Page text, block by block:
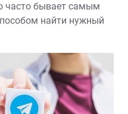
часто бывает самым
найти нужный